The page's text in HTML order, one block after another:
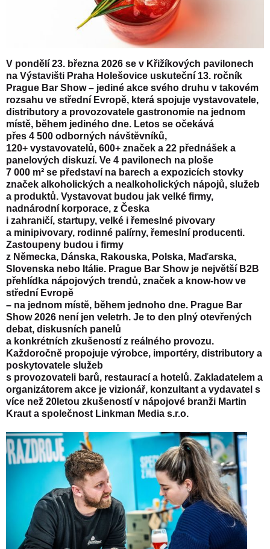
V pondělí 23. března 2026 se v Křižíkových pavilonech
na Výstavišti Praha Holešovice uskuteční 13. ročník
Prague Bar Show– jediné akce svého druhu v takovém
rozsahu ve střední Evropě, která spojuje vystavovatele,
distributory a provozovatele gastronomie na jednom
místě, během jediného dne. Letos se očekává
přes 4 500 odborných návštěvníků,
120+ vystavovatelů, 600+ značek a 22 přednášek a
panelových diskuzí. Ve 4 pavilonech na ploše
7 000 m² se představí na barech a expozicích stovky
značek alkoholických a nealkoholických nápojů, služeb
a produktů. Vystavovat budou jak velké firmy,
nadnárodní korporace, z Česka
i zahraničí, startupy, velké i řemeslné pivovary
a minipivovary, rodinné palírny, řemeslní producenti.
Zastoupeny budou i firmy
z Německa, Dánska, Rakouska, Polska, Maďarska,
Slovenska nebo Itálie. Prague Bar Show je největší B2B
přehlídka nápojových trendů, značek a know-how ve
střední Evropě
– na jednom místě, během jednoho dne. Prague Bar
Show 2026 není jen veletrh. Je to den plný otevřených
debat, diskusních panelů
a konkrétních zkušeností z reálného provozu.
Každoročně propojuje výrobce, importéry, distributory a
poskytovatele služeb
s provozovateli barů, restaurací a hotelů. Zakladatelem a
organizátorem akce je vizionář, konzultant a vydavatel s
více než 20letou zkušeností v nápojové branži Martin
Kraut a společnost Linkman Media s.r.o.